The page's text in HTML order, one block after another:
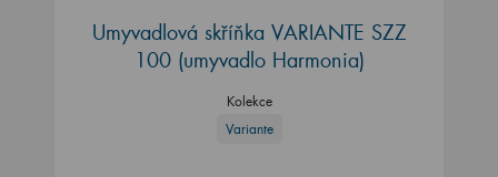
Umyvadlová skříňka VARIANTE SZZ
100 (umyvadlo Harmonia)
Kolekce
Variante